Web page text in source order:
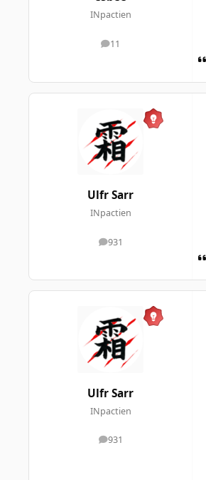
INpactien
11
messages
Ulfr Sarr
INpactien
931
messages
Ulfr Sarr
INpactien
931
messages